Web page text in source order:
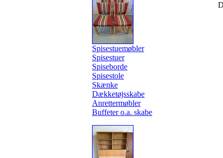
Spisestuemøbler
Spisestuer
Spiseborde
Spisestole
Skænke
Dækketøjsskabe
Anrettermøbler
Buffeter o.a. skabe